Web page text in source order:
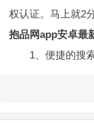
权认证。马上就2
抱品网app安卓最
1、便捷的搜索
抱品网app安卓最
1、抱品网app安